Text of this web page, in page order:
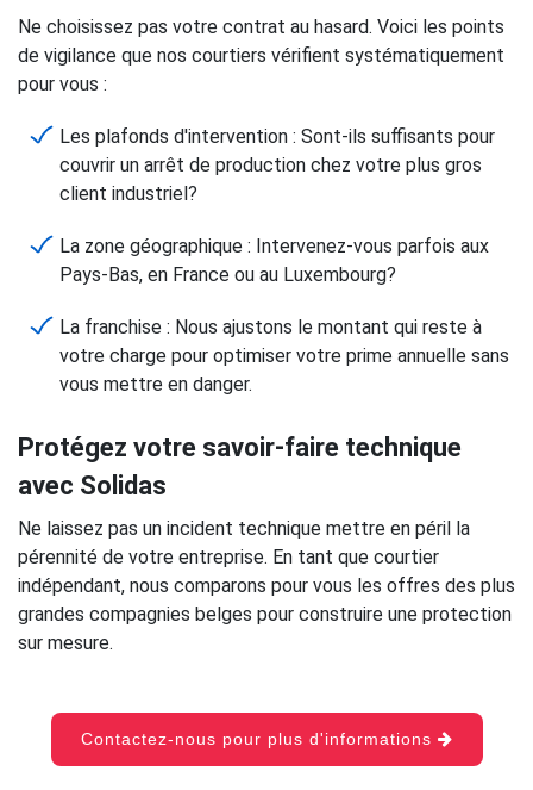
Ne choisissez pas votre contrat au hasard. Voici les points
de vigilance que nos courtiers vérifient systématiquement
pour vous :
Les plafonds d'intervention : Sont-ils suffisants pour
couvrir un arrêt de production chez votre plus gros
client industriel?
La zone géographique : Intervenez-vous parfois aux
Pays-Bas, en France ou au Luxembourg?
La franchise : Nous ajustons le montant qui reste à
votre charge pour optimiser votre prime annuelle sans
vous mettre en danger.
Protégez votre savoir-faire technique
avec Solidas
Ne laissez pas un incident technique mettre en péril la
pérennité de votre entreprise. En tant que courtier
indépendant, nous comparons pour vous les offres des plus
grandes compagnies belges pour construire une protection
sur mesure.
Contactez-nous pour plus d'informations